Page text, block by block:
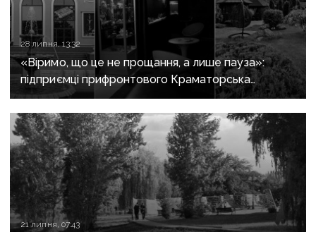
28 липня, 13:32
«Віримо, що це не прощання, а лише пауза»:
підприємці прифронтового Краматорська
змушені закривати свій бізнес
21 липня, 07:43